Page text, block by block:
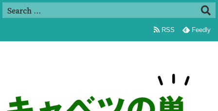
追加
RSS Feedly